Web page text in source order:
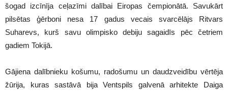
šogad izcīnīja ceļazīmi dalībai Eiropas čempionātā. Savukārt
pilsētas ģērboni nesa 17 gadus vecais svarcēlājs Ritvars
Suharevs, kurš savu olimpisko debiju sagaidīs pēc četriem
gadiem Tokijā.
Gājiena dalībnieku košumu, radošumu un daudzveidību vērtēja
žūrija, kuras sastāvā bija Ventspils galvenā arhitekte Daiga